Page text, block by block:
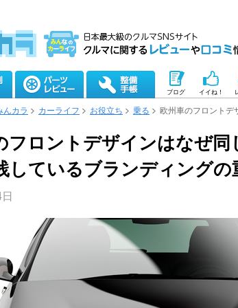
ブログ イイね！
んカラ カーライフ お役立ち 乗る 欧州車のフロントデ
フロントデザインはなぜ同
しているブランディングの